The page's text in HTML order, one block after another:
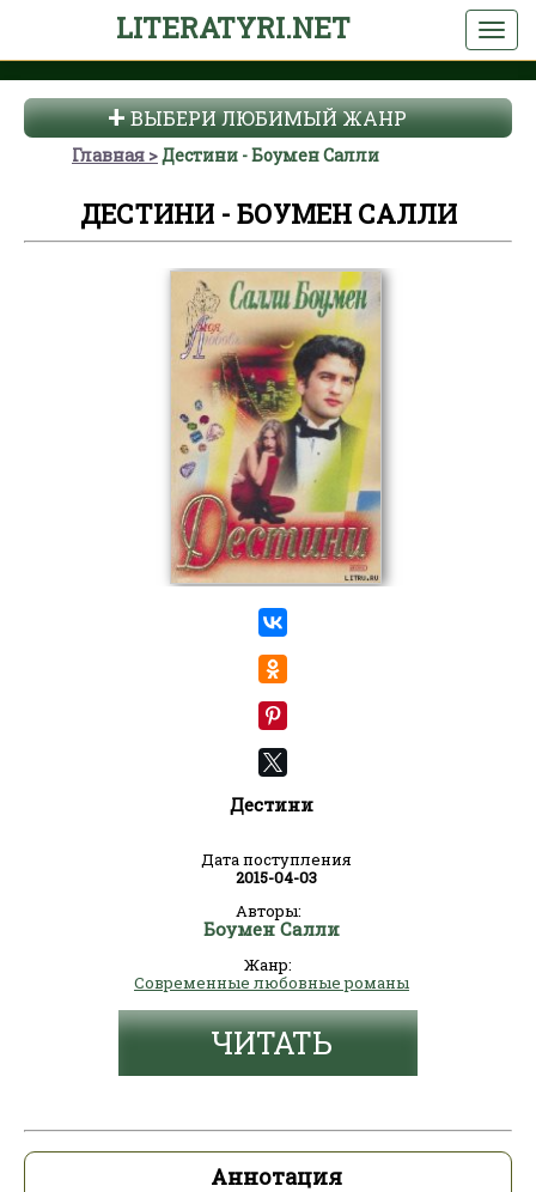
LITERATYRI.NET
ВЫБЕРИ ЛЮБИМЫЙ ЖАНР
Главная Дестини - Боумен Салли
ДЕСТИНИ - БОУМЕН САЛЛИ
Дестини
Дата поступления
2015-04-03
Авторы:
Боумен Салли
Жанр:
Современные любовные романы
ЧИТАТЬ
Аннотация